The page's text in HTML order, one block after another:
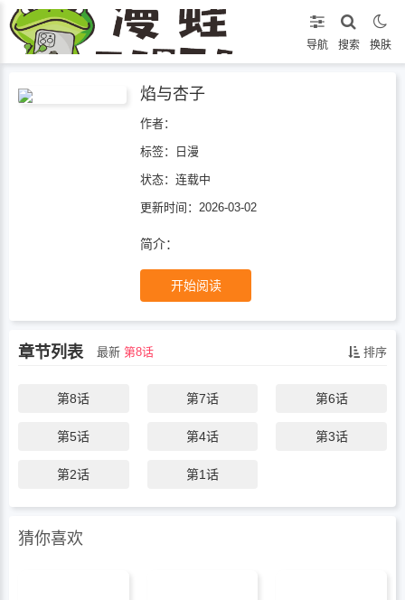
导航 搜索 换肤
焰与杏子
作者：
标签： 日漫
状态： 连载中
更新时间：2026-03-02
简介：
开始阅读
章节列表 最新 第8话 排序
第8话 第7话 第6话
第5话 第4话 第3话
第2话 第1话
猜你喜欢